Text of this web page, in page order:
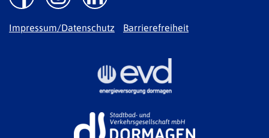
Impressum/Datenschutz Barrierefreiheit